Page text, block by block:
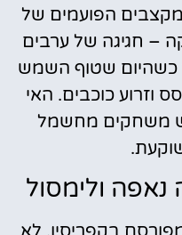
הפועמים של
– חגיגה של ערבים
כשהיום שטוף השמש
וזרוע כוכבים. האי
משחקים מחשמל
נאפה ולימסול